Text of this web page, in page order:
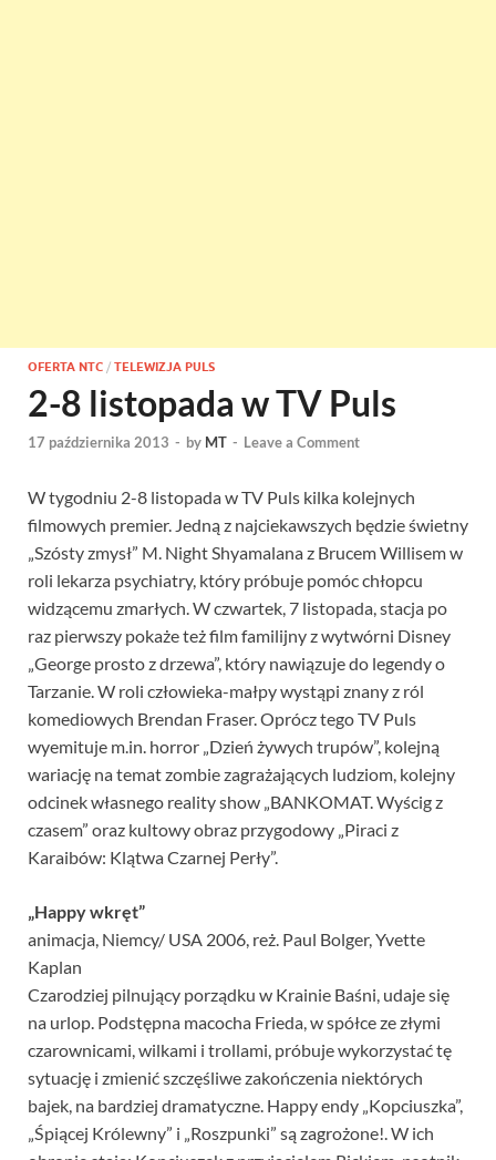
OFERTA NTC / TELEWIZJA PULS
2-8 listopada w TV Puls
17 października 2013 - by MT - Leave a Comment
W tygodniu 2-8 listopada w TV Puls kilka kolejnych
filmowych premier. Jedną z najciekawszych będzie świetny
„Szósty zmysł” M. Night Shyamalana z Brucem Willisem w
roli lekarza psychiatry, który próbuje pomóc chłopcu
widzącemu zmarłych. W czwartek, 7 listopada, stacja po
raz pierwszy pokaże też film familijny z wytwórni Disney
„George prosto z drzewa”, który nawiązuje do legendy o
Tarzanie. W roli człowieka-małpy wystąpi znany z ról
komediowych Brendan Fraser. Oprócz tego TV Puls
wyemituje m.in. horror „Dzień żywych trupów”, kolejną
wariację na temat zombie zagrażających ludziom, kolejny
odcinek własnego reality show „BANKOMAT. Wyścig z
czasem” oraz kultowy obraz przygodowy „Piraci z
Karaibów: Klątwa Czarnej Perły”.
„Happy wkręt”
animacja, Niemcy/ USA 2006, reż. Paul Bolger, Yvette
Kaplan
Czarodziej pilnujący porządku w Krainie Baśni, udaje się
na urlop. Podstępna macocha Frieda, w spółce ze złymi
czarownicami, wilkami i trollami, próbuje wykorzystać tę
sytuację i zmienić szczęśliwe zakończenia niektórych
bajek, na bardziej dramatyczne. Happy endy „Kopciuszka”,
„Śpiącej Królewny” i „Roszpunki” są zagrożone!. W ich